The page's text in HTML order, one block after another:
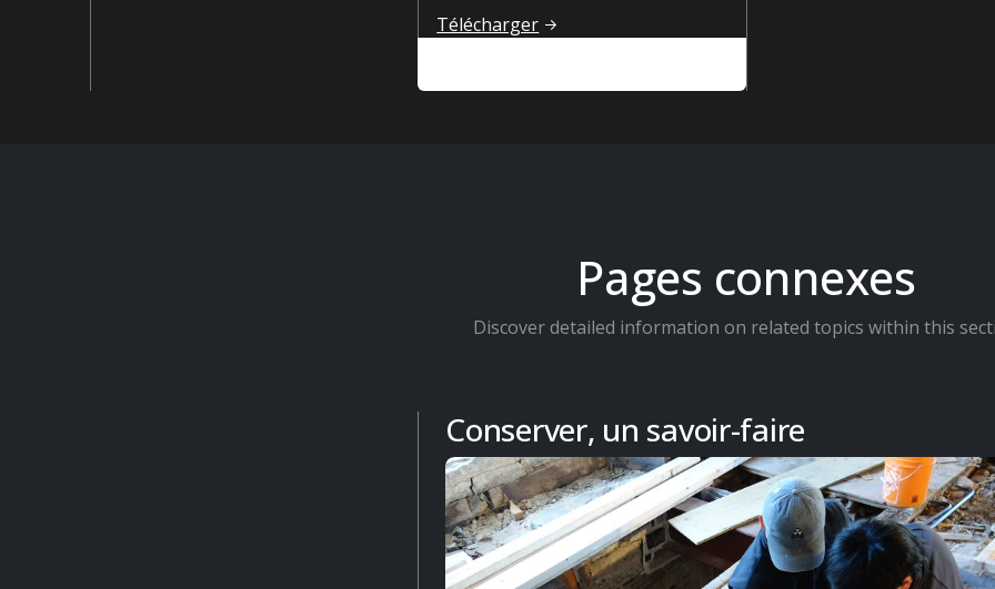
L'énoncé des impacts 2023
Télécharger
Pages connexes
Discover detailed information on related topics within this
Conserver, un savoir-faire